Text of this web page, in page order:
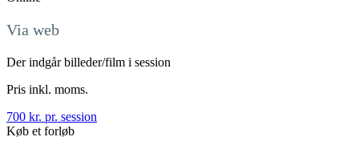
Via web
Der indgår billeder/film i session
​Pris inkl. moms.
700 kr. pr. session
Køb et forløb